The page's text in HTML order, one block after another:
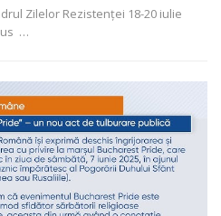
Zilelor Rezistenței 18-20 iulie
…